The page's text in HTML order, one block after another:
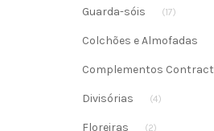
Guarda-sóis (17)
Colchões e Almofadas
Complementos Contract
Divisórias (4)
Floreiras (2)